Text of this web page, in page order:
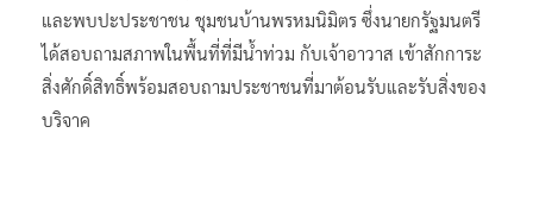
และพบปะประชาชน ชุมชนบ้านพรหมนิมิตร ซึ่งนายกรัฐมนตรี
ได้สอบถามสภาพในพื้นที่ที่มีน้ำท่วม กับเจ้าอาวาส เข้าสักการะ
สิ่งศักดิ์สิทธิ์พร้อมสอบถามประชาชนที่มาต้อนรับและรับสิ่งของ
บริจาค